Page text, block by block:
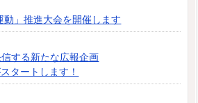
」推進大会を開催します
する新たな広報企画
タートします！